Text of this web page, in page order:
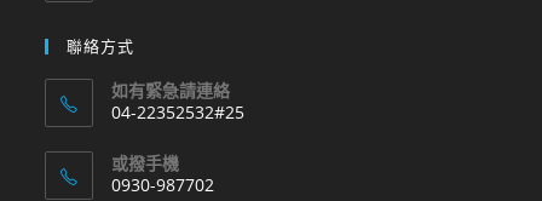
聯絡方式
如有緊急請連絡
04-22352532#25
in
或撥手機
0930-987702